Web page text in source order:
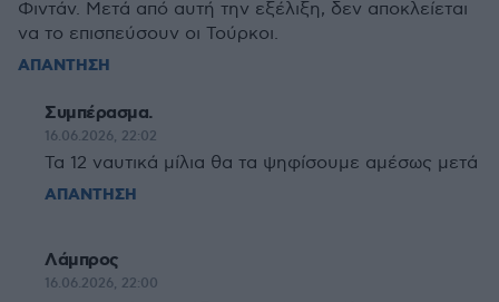
Φιντάν. Μετά από αυτή την εξέλιξη, δεν αποκλείεται
να το επισπεύσουν οι Τούρκοι.
ΑΠΑΝΤΗΣΗ
Συμπέρασμα.
16.06.2026, 22:02
Τα 12 ναυτικά μίλια θα τα ψηφίσουμε αμέσως μετά
ΑΠΑΝΤΗΣΗ
Λάμπρος
16.06.2026, 22:00